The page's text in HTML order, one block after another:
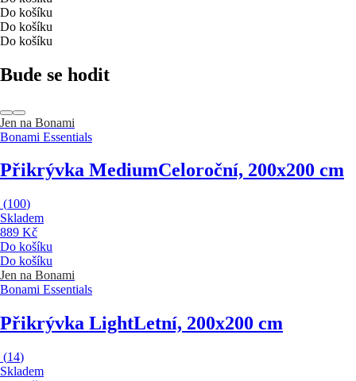
Do košíku
Do košíku
Do košíku
Bude se hodit
Jen na Bonami
Bonami Essentials
Přikrývka MediumCeloroční, 200x200 cm
(100)
Skladem
889 Kč
Do košíku
Do košíku
Jen na Bonami
Bonami Essentials
Přikrývka LightLetní, 200x200 cm
(14)
Skladem